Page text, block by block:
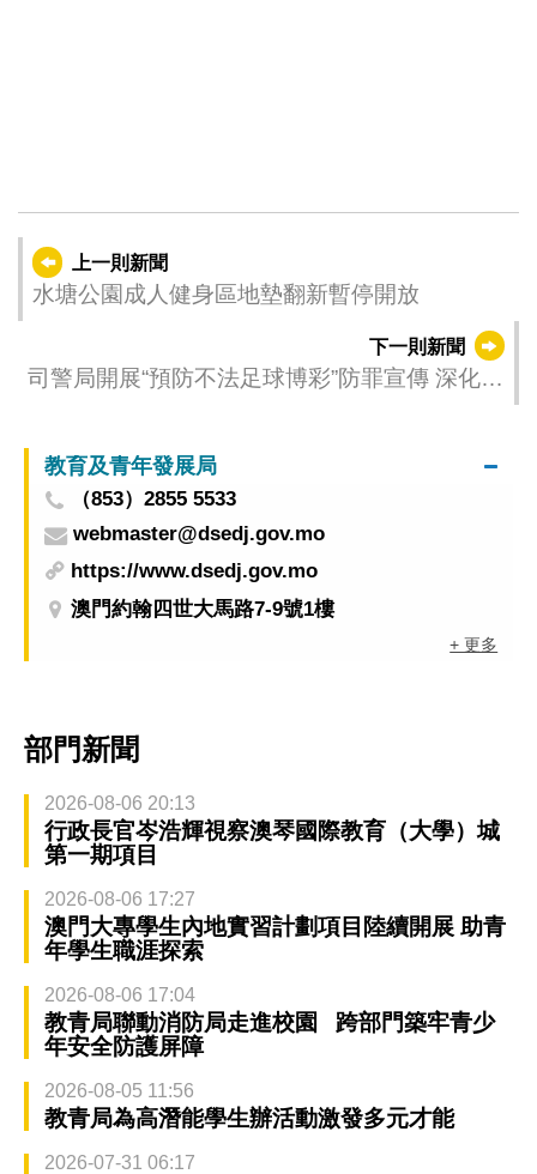
上一則新聞
水塘公園成人健身區地墊翻新暫停開放
下一則新聞
司警局開展“預防不法足球博彩”防罪宣傳 深化市
教育及青年發展局
（853）2855 5533
webmaster@dsedj.gov.mo
https://www.dsedj.gov.mo
澳門約翰四世大馬路7-9號1樓
+ 更多
部門新聞
2026-08-06 20:13
行政長官岑浩輝視察澳琴國際教育（大學）城
第一期項目
2026-08-06 17:27
澳門大專學生內地實習計劃項目陸續開展 助青
年學生職涯探索
2026-08-06 17:04
教青局聯動消防局走進校園 跨部門築牢青少
年安全防護屏障
2026-08-05 11:56
教青局為高潛能學生辦活動激發多元才能
2026-07-31 06:17